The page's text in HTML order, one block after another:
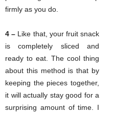
firmly as you do.
4 – Like that, your fruit snack
is completely sliced and
ready to eat. The cool thing
about this method is that by
keeping the pieces together,
it will actually stay good for a
surprising amount of time. I